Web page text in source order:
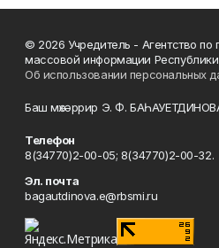
© 2026 Учредитель - Агентство по
массовой информации
Об использовании персональных
Баш мөхәррир Э. Ф.
Телефон
8(34770)2-00-05; 8(34770)2-00-32.
Эл. почта
bagautdinova.e@rbsmi.ru